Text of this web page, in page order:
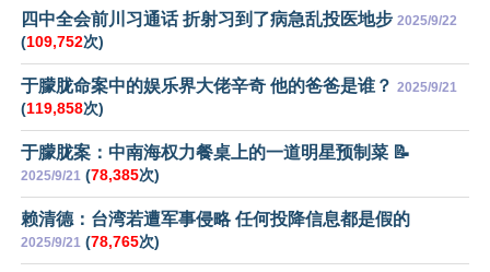
四中全会前川习通话 折射习到了病急乱投医地步 2025/9/22
(109,752次)
于朦胧命案中的娱乐界大佬辛奇 他的爸爸是谁？ 2025/9/21
(119,858次)
于朦胧案：中南海权力餐桌上的一道明星预制菜 📝
2025/9/21 (78,385次)
赖清德：台湾若遭军事侵略 任何投降信息都是假的
2025/9/21 (78,765次)